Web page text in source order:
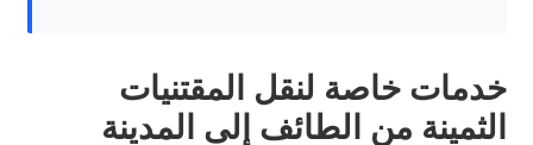
خدمات خاصة لنقل المقتنيات
الثمينة من الطائف إلى المدينة